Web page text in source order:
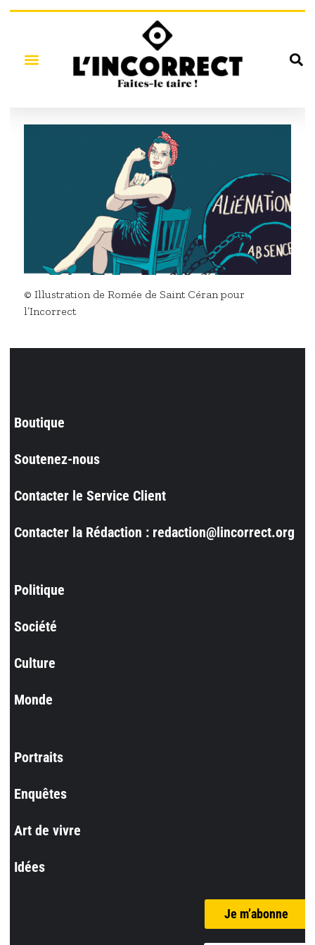
© Illustration de Romée de Saint Céran pour
l’Incorrect
Boutique
Soutenez-nous
Contacter le Service Client
Contacter la Rédaction : redaction@lincorrect.org
Politique
Société
Culture
Monde
Portraits
Enquêtes
Art de vivre
Idées
Je m’abonne